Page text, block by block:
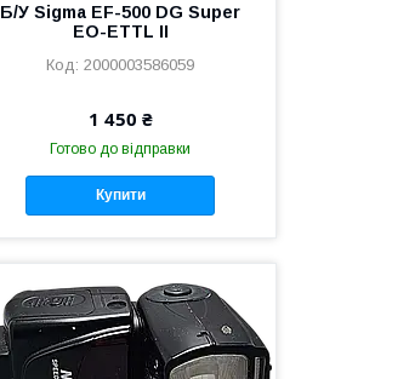
Б/У Sigma EF-500 DG Super
EO-ETTL II
2000003586059
1 450 ₴
Готово до відправки
Купити